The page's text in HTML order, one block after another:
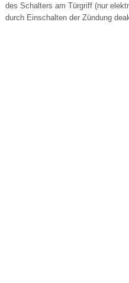
des Schalters am Türgriff (nur
durch Einschalten der Zündung